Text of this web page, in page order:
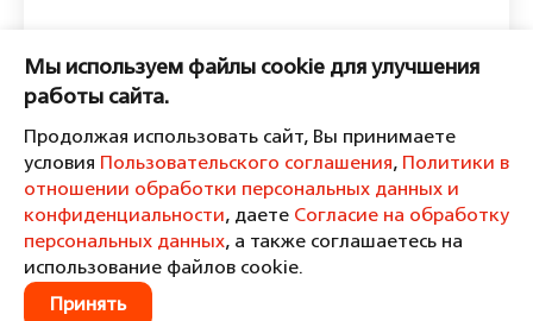
Пожалуйста, войдите, чтобы
комментировать.
Пользовательское соглашение
Политика в отношении обработки персональных данных и
Согласие на обработку персональных данных
Мы используем файлы cookie для улучшения
работы сайта.
Продолжая использовать сайт, Вы принимаете
условия Пользовательского соглашения, Политики в
отношении обработки персональных данных и
конфиденциальности, даете Согласие на обработку
персональных данных, а также соглашаетесь на
использование файлов cookie.
Принять